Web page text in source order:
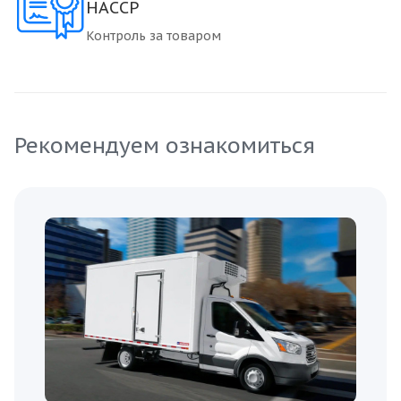
HACCP
Контроль за товаром
Рекомендуем ознакомиться